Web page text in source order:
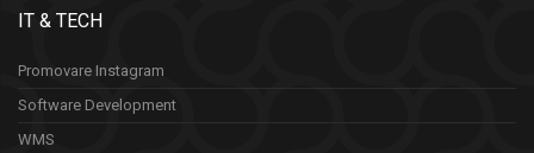
IT & TECH
Promovare Instagram
Software Development
WMS